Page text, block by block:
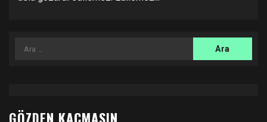
Arama:
GÖZDEN KAÇMASIN